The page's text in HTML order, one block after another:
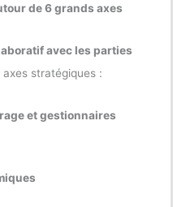
de 6 grands axes
avec les parties
axes stratégiques :
et gestionnaires